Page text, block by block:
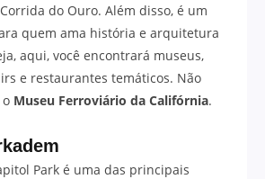
do Ouro. Além disso, é um
quem ama história e arquitetura
aqui, você encontrará museus,
e restaurantes temáticos. Não
Museu Ferroviário da Califórnia.
Park é uma das principais